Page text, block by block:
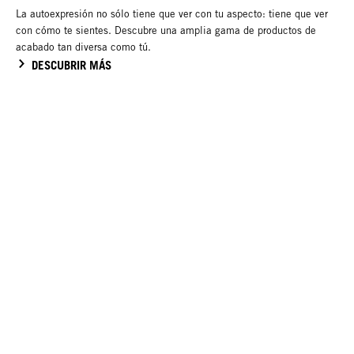
La autoexpresión no sólo tiene que ver con tu aspecto: tiene que ver
con cómo te sientes. Descubre una amplia gama de productos de
acabado tan diversa como tú.
DESCUBRIR MÁS